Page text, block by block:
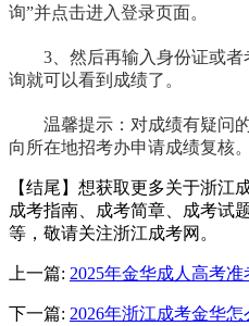
询”并点击进入登录页面。
3、然后再输入身份证或者
询就可以看到成绩了。
温馨提示：对成绩有疑问的
向所在地招考办申请成绩复核。
【结尾】想获取更多关于浙江
成考指南、成考简章、成考试
等，敬请关注浙江成考网。
上一篇: 2025年金华成人高考
下一篇: 2026年浙江成考金华